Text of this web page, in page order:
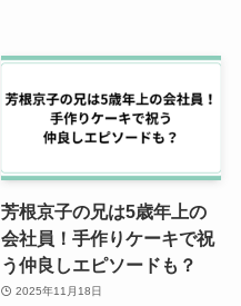
芳根京子の兄は5歳年上の
会社員！手作りケーキで祝
う仲良しエピソードも？
2025年11月18日